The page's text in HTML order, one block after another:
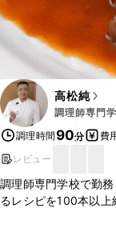
高松純
調理師専門
調理時間90分 費
レビュー
調理師専門学校で勤
るレシピを100本以上
に教えていただいた